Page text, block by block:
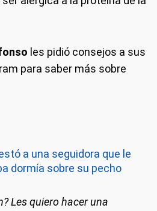
les pidió consejos a sus
para saber más sobre
a una seguidora que le
dormía sobre su pecho
Les quiero hacer una